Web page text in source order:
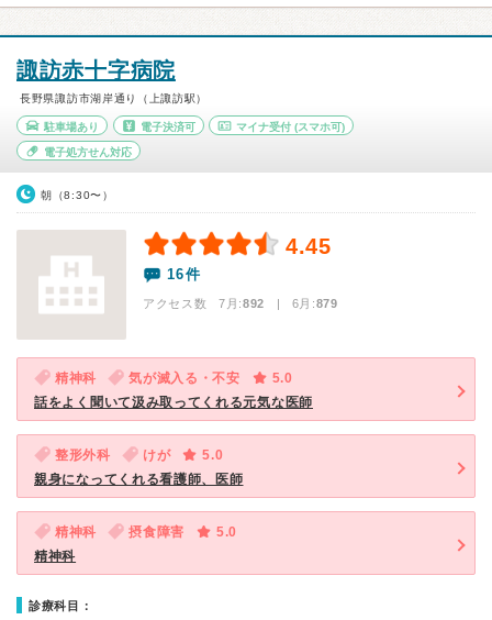
諏訪赤十字病院
長野県諏訪市湖岸通り（上諏訪駅）
駐車場あり 電子決済可 マイナ受付 (スマホ可)
電子処方せん対応
朝（8:30〜）
4.45
16件
アクセス数 7月:892 | 6月:879
精神科 気が滅入る・不安
5.0
話をよく聞いて汲み取ってくれる元気な医師
整形外科 けが
5.0
親身になってくれる看護師、医師
精神科 摂食障害
5.0
精神科
診療科目：